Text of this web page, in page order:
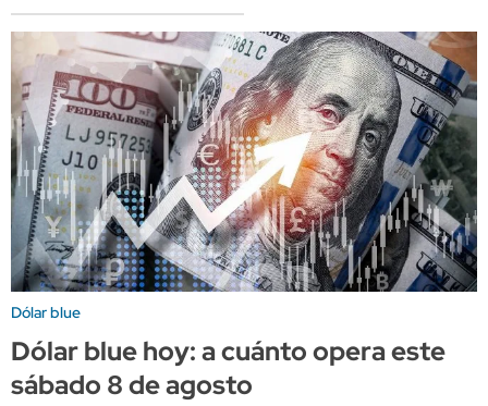
Dólar blue
Dólar blue hoy: a cuánto opera este
sábado 8 de agosto